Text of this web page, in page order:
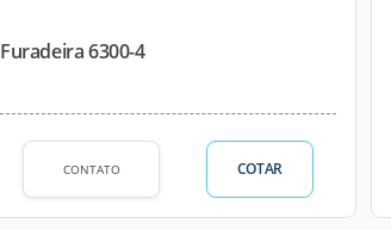
Furadeira 6300-4
CONTATO COTAR